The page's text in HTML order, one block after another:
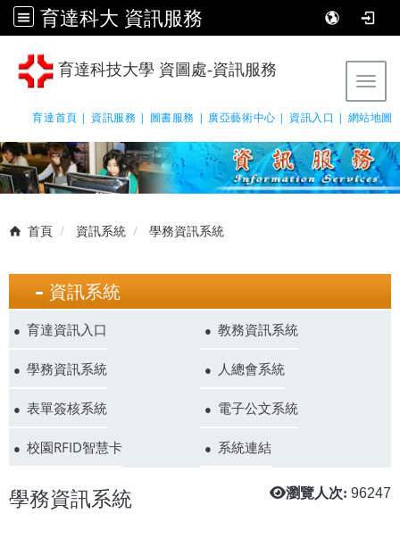
育達科大 資訊服務
育達科技大學 資圖處-資訊服務
育達首頁 | 資訊服務 | 圖書服務 | 廣亞藝術中心 | 資訊入口 | 網站地圖
首頁 資訊系統 學務資訊系統
資訊系統
育達資訊入口 教務資訊系統
學務資訊系統 人總會系統
表單簽核系統 電子公文系統
校園RFID智慧卡 系統連結
瀏覽人次: 96247
學務資訊系統